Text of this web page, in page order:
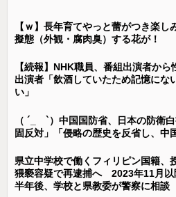
【ｗ】長年育てやっと蕾がつき楽
擬態（外観・腐肉臭）する花が！
【続報】NHK職員、番組出演者か
出演者「飲酒していたため記憶にな
い」
（ ´_ゝ`）中国国防省、日本の防衛
固反対」「侵略の歴史を反省し、中
県立中学校で働くフィリピン国籍、
猥褻容疑で再逮捕へ 2023年11月
半年後、学校と県教委が警察に相談